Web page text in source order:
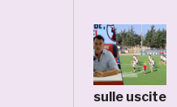
sulle uscite